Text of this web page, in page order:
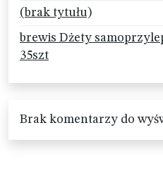
(brak tytułu)
brewis Dżety
35szt
Brak komentarzy do